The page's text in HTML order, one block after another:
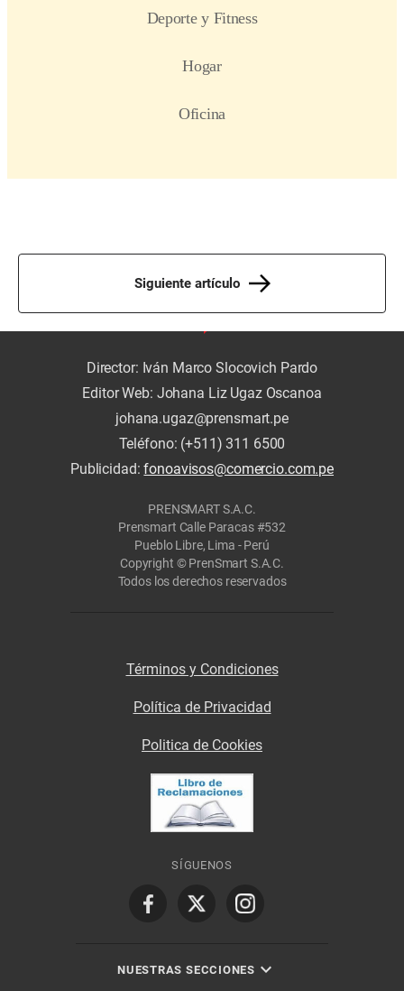
Siguiente artículo
Director: Iván Marco Slocovich Pardo
Editor Web: Johana Liz Ugaz Oscanoa
johana.ugaz@prensmart.pe
Teléfono: (+511) 311 6500
Publicidad:fonoavisos@comercio.com.pe
PRENSMART S.A.C.
Prensmart Calle Paracas #532
Pueblo Libre, Lima - Perú
Copyright © PrenSmart S.A.C.
Todos los derechos reservados
Términos y Condiciones
Política de Privacidad
Politica de Cookies
SÍGUENOS
NUESTRAS SECCIONES